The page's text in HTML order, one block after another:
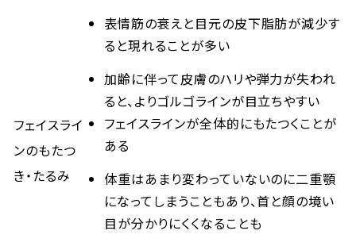
表情筋の衰えと目元の皮下脂肪が減少す
ると現れることが多い
加齢に伴って皮膚のハリや弾力が失われ
ると、よりゴルゴラインが目立ちやすい
フェイスライ
ンのもたつ
き・たるみ
フェイスラインが全体的にもたつくことが
ある
体重はあまり変わっていないのに二重顎
になってしまうこともあり、首と顔の境い
目が分かりにくくなることも